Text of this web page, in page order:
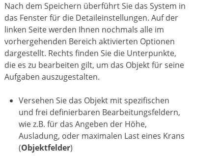
Nach dem Speichern überführt Sie das System in
das Fenster für die Detaileinstellungen. Auf der
linken Seite werden Ihnen nochmals alle im
vorhergehenden Bereich aktivierten Optionen
dargestellt. Rechts finden Sie die Unterpunkte,
die es zu bearbeiten gilt, um das Objekt für seine
Aufgaben auszugestalten.
Versehen Sie das Objekt mit spezifischen
und frei definierbaren Bearbeitungsfeldern,
wie z.B. für das Angeben der Höhe,
Ausladung, oder maximalen Last eines Krans
(Objektfelder)